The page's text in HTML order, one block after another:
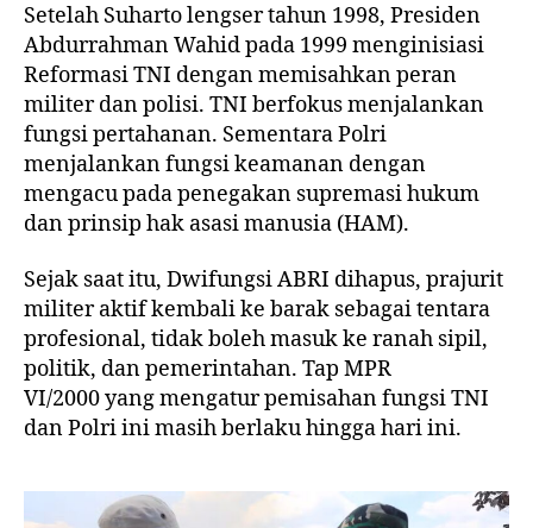
Setelah Suharto lengser tahun 1998, Presiden
Abdurrahman Wahid pada 1999 menginisiasi
Reformasi TNI dengan memisahkan peran
militer dan polisi. TNI berfokus menjalankan
fungsi pertahanan. Sementara Polri
menjalankan fungsi keamanan dengan
mengacu pada penegakan supremasi hukum
dan prinsip hak asasi manusia (HAM).
Sejak saat itu, Dwifungsi ABRI dihapus, prajurit
militer aktif kembali ke barak sebagai tentara
profesional, tidak boleh masuk ke ranah sipil,
politik, dan pemerintahan. Tap MPR
VI/2000 yang mengatur pemisahan fungsi TNI
dan Polri ini masih berlaku hingga hari ini.